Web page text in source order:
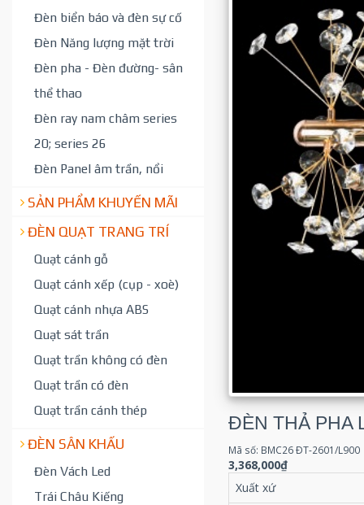
Đèn biển báo và đèn sự cố
Đèn Năng lượng mặt trời
Đèn pha - Đèn đường- sân
thể thao
Đèn ray nam châm series
20; series 26
Đèn Panel âm trần, nổi
SẢN PHẨM KHUYẾN MÃI
ĐÈN QUẠT TRANG TRÍ
Quạt cánh gỗ
Quạt cánh xếp (cụp - xoè)
Quạt cánh nhựa ABS
Quạt sát trần
Quạt trần không có đèn
Quạt trần có đèn
Quạt trần cánh thép
ĐÈN SÂN KHẤU
Đèn Vách Led
Trái Châu Kiếng
ĐÈN THẢ PHA
Mã số: BMC26 ÐT-2601/L900
3,368,000₫
Xuất xứ